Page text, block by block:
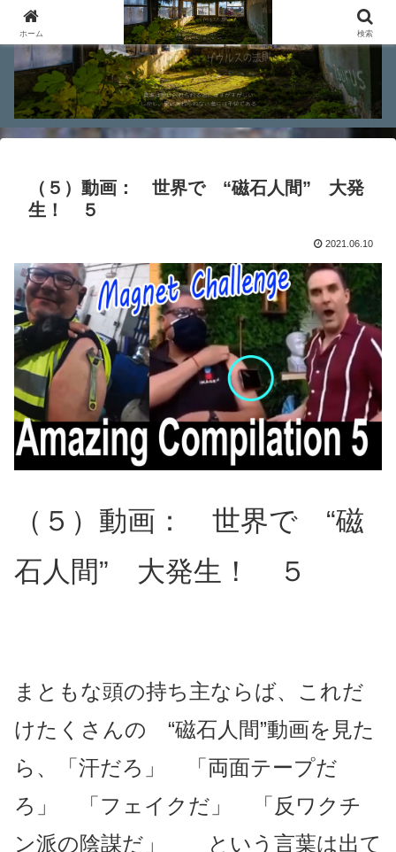
（５）動画： 世界で “磁石人間” 大発
生！ ５
2021.06.10
（５）動画： 世界で “磁
石人間” 大発生！ ５
まともな頭の持ち主ならば、これだ
けたくさんの “磁石人間”動画を見た
ら、「汗だろ」 「両面テープだ
ろ」 「フェイクだ」 「反ワクチ
ン派の陰謀だ」 という言葉は出て
ホーム 検索